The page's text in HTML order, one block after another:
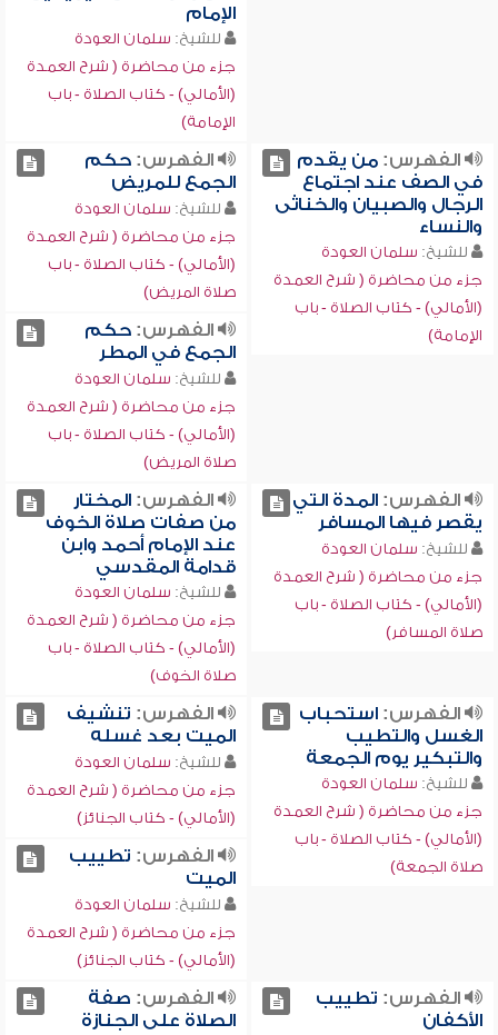
الإمام
للشيخ: سلمان العودة
جزء من محاضرة ( شرح العمدة
(الأمالي) - كتاب الصلاة - باب
الإمامة)
الفهرس:من يقدم
في الصف عند اجتماع
الرجال والصبيان والخناثى
والنساء
للشيخ: سلمان العودة
جزء من محاضرة ( شرح العمدة
(الأمالي) - كتاب الصلاة - باب
الإمامة)
الفهرس:حكم
الجمع للمريض
للشيخ: سلمان العودة
جزء من محاضرة ( شرح العمدة
(الأمالي) - كتاب الصلاة - باب
صلاة المريض)
الفهرس:حكم
الجمع في المطر
للشيخ: سلمان العودة
جزء من محاضرة ( شرح العمدة
(الأمالي) - كتاب الصلاة - باب
صلاة المريض)
الفهرس:المدة التي
يقصر فيها المسافر
للشيخ: سلمان العودة
جزء من محاضرة ( شرح العمدة
(الأمالي) - كتاب الصلاة - باب
صلاة المسافر)
الفهرس:المختار
من صفات صلاة الخوف
عند الإمام أحمد وابن
قدامة المقدسي
للشيخ: سلمان العودة
جزء من محاضرة ( شرح العمدة
(الأمالي) - كتاب الصلاة - باب
صلاة الخوف)
الفهرس:استحباب
الغسل والتطيب
والتبكير يوم الجمعة
للشيخ: سلمان العودة
جزء من محاضرة ( شرح العمدة
(الأمالي) - كتاب الصلاة - باب
صلاة الجمعة)
الفهرس: تنشيف
الميت بعد غسله
للشيخ: سلمان العودة
جزء من محاضرة ( شرح العمدة
(الأمالي) - كتاب الجنائز)
الفهرس: تطييب
الميت
للشيخ: سلمان العودة
جزء من محاضرة ( شرح العمدة
(الأمالي) - كتاب الجنائز)
الفهرس: تطييب
الأكفان
الفهرس: صفة
الصلاة على الجنازة